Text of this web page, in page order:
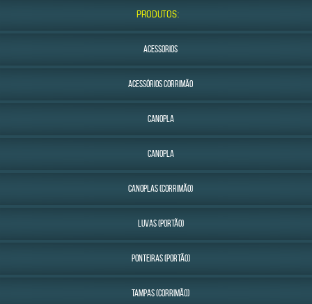
PRODUTOS:
ACESSORIOS
ACESSÓRIOS CORRIMÃO
CANOPLA
CANOPLA
CANOPLAS (CORRIMÃO)
LUVAS (PORTÃO)
PONTEIRAS (PORTÃO)
TAMPAS (CORRIMÃO)